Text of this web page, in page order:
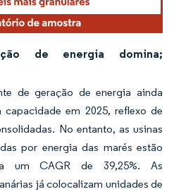
de energia domina;
de geração de energia ainda
em 2025, reflexo de
No entanto, as usinas
por energia das marés estão
a um CAGR de 39,25%. As
já colocalizam unidades de